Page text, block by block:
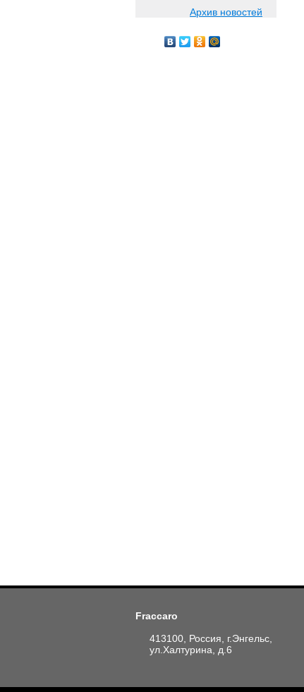
Архив новостей
Fraccaro
413100, Россия, г.Энгельс,
ул.Халтурина, д.6